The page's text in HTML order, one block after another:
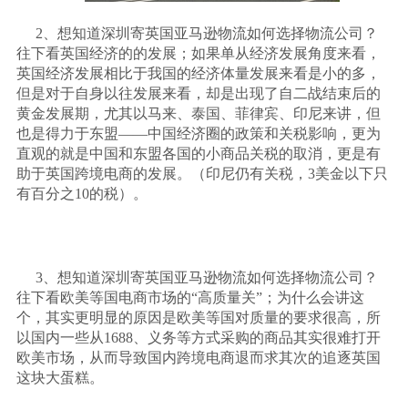
2、想知道深圳寄英国亚马逊物流如何选择物流公司？
往下看英国经济的的发展；如果单从经济发展角度来看，
英国经济发展相比于我国的经济体量发展来看是小的多，
但是对于自身以往发展来看，却是出现了自二战结束后的
黄金发展期，尤其以马来、泰国、菲律宾、印尼来讲，但
也是得力于东盟——中国经济圈的政策和关税影响，更为
直观的就是中国和东盟各国的小商品关税的取消，更是有
助于英国跨境电商的发展。（印尼仍有关税，3美金以下只
有百分之10的税）。
3、想知道深圳寄英国亚马逊物流如何选择物流公司？
往下看欧美等国电商市场的“高质量关”；为什么会讲这
个，其实更明显的原因是欧美等国对质量的要求很高，所
以国内一些从1688、义务等方式采购的商品其实很难打开
欧美市场，从而导致国内跨境电商退而求其次的追逐英国
这块大蛋糕。